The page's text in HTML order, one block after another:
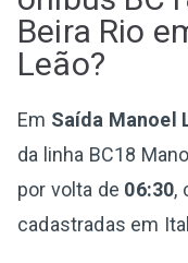
Beira Rio
Leão?
Em Saída Manoel
da linha BC18
por volta de 06:30,
cadastradas em